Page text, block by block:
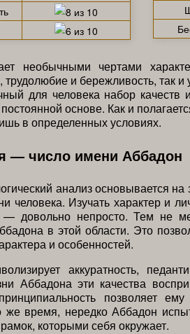
необычными чертами
трудолюбие и бережливость, так
для человека набор
основе. Как и
в определенных условиях.
— число имени Аббадон
анализ основывается
человека. Изучать характер и
— довольно непросто. Тем не
в этой области. Это
и особенностей.
аккуратность,
Аббадона эти качества
позволяет
же время, нередко Аббадон
которыми себя окружает.